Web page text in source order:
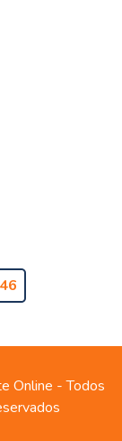
46
Online - Todos